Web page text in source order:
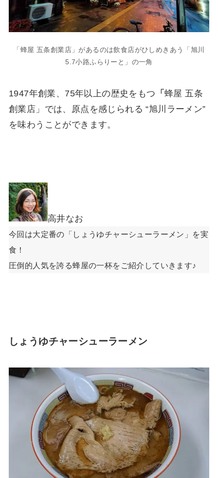
「蜂屋 五条創業店」があるのは飲食店がひしめきあう「旭川
5.7小路ふらりーと」の一角
1947年創業、75年以上の歴史をもつ 「 蜂屋 五条
創業店」では、原点を感じられる “旭川ラーメン”
を味わうことができます。
高井なお
今回は大定番の「しょうゆチャーシューラーメン」を実
食！
圧倒的人気を誇る蜂屋の一杯をご紹介していきます♪
しょうゆチャーシューラーメン